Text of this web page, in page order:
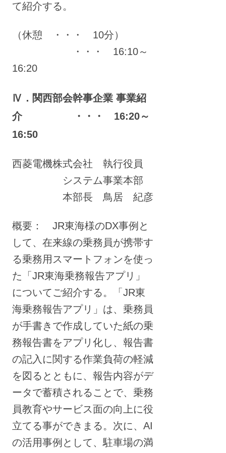
て紹介する。
（休憩 ・・・ 10分）
・・・ 16:10～
16:20
Ⅳ．関西部会幹事企業 事業紹
介 ・・・ 16:20～
16:50
西菱電機株式会社 執行役員
システム事業本部
本部長 鳥居 紀彦
概要： JR東海様のDX事例と
して、在来線の乗務員が携帯す
る乗務用スマートフォンを使っ
た「JR東海乗務報告アプリ」
についてご紹介する。「JR東
海乗務報告アプリ」は、乗務員
が手書きで作成していた紙の乗
務報告書をアプリ化し、報告書
の記入に関する作業負荷の軽減
を図るとともに、報告内容がデ
ータで蓄積されることで、乗務
員教育やサービス面の向上に役
立てる事ができまる。次に、AI
の活用事例として、駐車場の満